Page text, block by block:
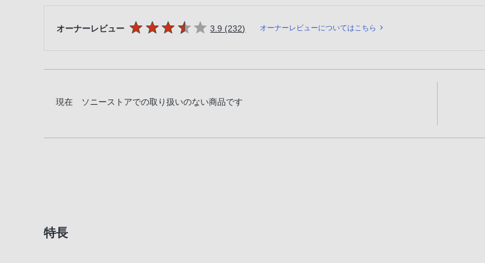
オーナーレビュー 5つの星のうち
3.9 (232件のレビュー
) オーナーレビューについてはこちら
現在 ソニーストアでの取り扱いのない商品です
特長